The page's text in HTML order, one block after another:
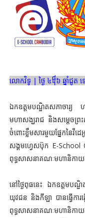
លោកវិទូ | ថ្ងៃ ៤᧨៦ ឆ្នាំ
ឯកឧត្តមបណ្ឌិតសភាចារ្យ
មហាសង្ឃរាជ និងសម្ដេចព្
ចំពោះខ្លឹមសារមួយផ្នែកនៃ
សង្គមហ្វេសប៊ុក E-School
ពុទ្ធសាសនាគណៈមហានិកាយ
នៅថ្ងៃពុធនេះ ឯកឧត្តមប
យុវជន និងកីឡា បានធ្វើក
ពុទ្ធសាសនាគណៈមហានិកា